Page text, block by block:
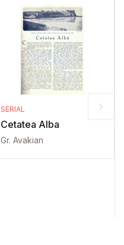
SERIAL
Cetatea Alba
Gr. Avakian